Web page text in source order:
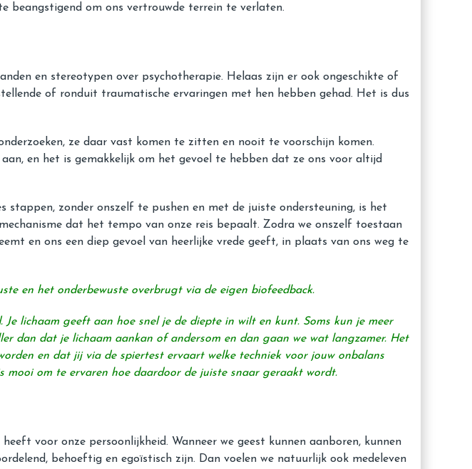
beangstigend om ons vertrouwde terrein te verlaten.
en stereotypen over psychotherapie. Helaas zijn er ook ongeschikte of
of ronduit traumatische ervaringen met hen hebben gehad. Het is dus
ze daar vast komen te zitten en nooit te voorschijn komen.
en het is gemakkelijk om het gevoel te hebben dat ze ons voor altijd
stappen, zonder onszelf te pushen en met de juiste ondersteuning, is het
dat het tempo van onze reis bepaalt. Zodra we onszelf toestaan
en ons een diep gevoel van heerlijke vrede geeft, in plaats van ons weg te
en het onderbewuste overbrugt via de eigen biofeedback.
lichaam geeft aan hoe snel je de diepte in wilt en kunt. Soms kun je meer
dan dat je lichaam aankan of andersom en dan gaan we wat langzamer. Het
en dat jij via de spiertest ervaart welke techniek voor jouw onbalans
om te ervaren hoe daardoor de juiste snaar geraakt wordt.
voor onze persoonlijkheid. Wanneer we geest kunnen aanboren, kunnen
behoeftig en egoïstisch zijn. Dan voelen we natuurlijk ook medeleven